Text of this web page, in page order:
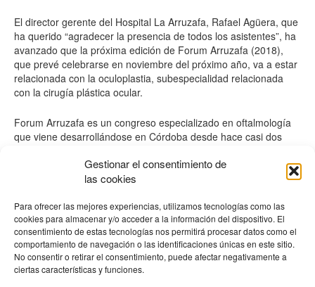
Gestionar el consentimiento de
las cookies
Para ofrecer las mejores experiencias, utilizamos tecnologías como las
cookies para almacenar y/o acceder a la información del dispositivo. El
consentimiento de estas tecnologías nos permitirá procesar datos como el
comportamiento de navegación o las identificaciones únicas en este sitio.
No consentir o retirar el consentimiento, puede afectar negativamente a
ciertas características y funciones.
El director gerente del Hospital La Arruzafa, Rafael Agüera, que
ha querido “agradecer la presencia de todos los asistentes”, ha
avanzado que la próxima edición de Forum Arruzafa (2018),
que prevé celebrarse en noviembre del próximo año, va a estar
relacionada con la oculoplastia, subespecialidad relacionada
con la cirugía plástica ocular.
Forum Arruzafa es un congreso especializado en oftalmología
que viene desarrollándose en Córdoba desde hace casi dos
ponentes del ámbito europeo en una cita que suma más de
7.200 asistentes. La presente reunión ha congregado a más de